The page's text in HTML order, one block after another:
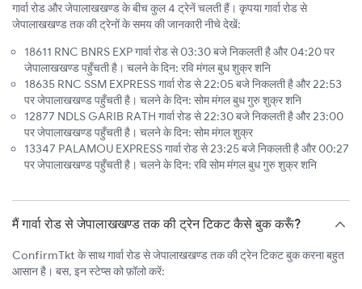
गार्वा रोड और जेपालाखखण्ड के बीच कुल 4 ट्रेनें चलती हैं। कृपया गार्वा रोड से
जेपालाखखण्ड तक की ट्रेनों के समय की जानकारी नीचे देखें:
18611 RNC BNRS EXP गार्वा रोड से 03:30 बजे निकलती है और 04:20 पर
जेपालाखखण्ड पहुँचती है। चलने के दिन: रवि मंगल बुध शुक्र शनि
18635 RNC SSM EXPRESS गार्वा रोड से 22:05 बजे निकलती है और 22:53
पर जेपालाखखण्ड पहुँचती है। चलने के दिन: सोम मंगल बुध गुरु शुक्र शनि
12877 NDLS GARIB RATH गार्वा रोड से 22:30 बजे निकलती है और 23:00
पर जेपालाखखण्ड पहुँचती है। चलने के दिन: सोम मंगल शुक्र
13347 PALAMOU EXPRESS गार्वा रोड से 23:25 बजे निकलती है और 00:27
पर जेपालाखखण्ड पहुँचती है। चलने के दिन: रवि सोम मंगल बुध गुरु शुक्र शनि
मैं गार्वा रोड से जेपालाखखण्ड तक की ट्रेन टिकट कैसे बुक करूँ?
ConfirmTkt के साथ गार्वा रोड से जेपालाखखण्ड तक की ट्रेन टिकट बुक करना बहुत
आसान है। बस, इन स्टेप्स को फ़ॉलो करें: